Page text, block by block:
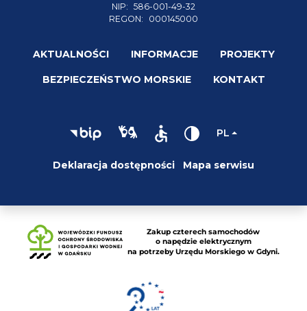
NIP: 586-001-49-32
REGON:
000145000
AKTUALNOŚCI INFORMACJE PROJEKTY
BEZPIECZEŃSTWO MORSKIE KONTAKT
PL
Deklaracja dostępności Mapa serwisu